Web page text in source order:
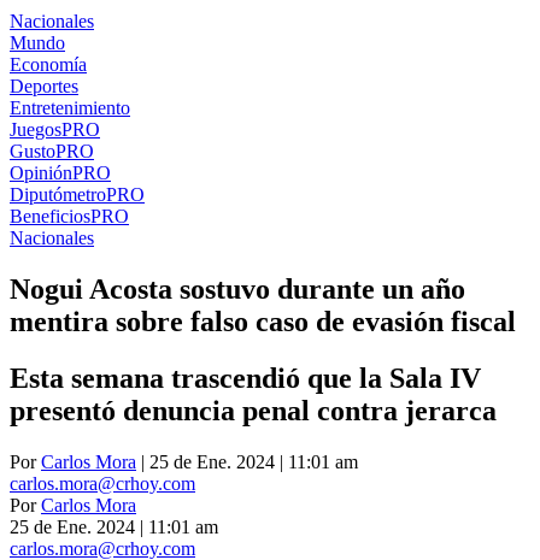
Nacionales
Mundo
Economía
Deportes
Entretenimiento
JuegosPRO
GustoPRO
OpiniónPRO
DiputómetroPRO
BeneficiosPRO
Nacionales
Nogui Acosta sostuvo durante un año
mentira sobre falso caso de evasión fiscal
Esta semana trascendió que la Sala IV
presentó denuncia penal contra jerarca
PorCarlos Mora | 25 de Ene. 2024 | 11:01 am
carlos.mora@crhoy.com
PorCarlos Mora
25 de Ene. 2024 | 11:01 am
carlos.mora@crhoy.com